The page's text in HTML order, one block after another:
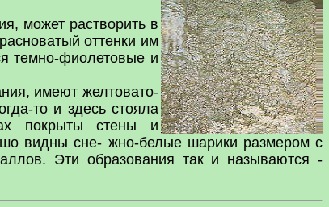
может растворить в
оттенки им
темно-фиолетовые и
имеют желтовато-
то и здесь стояла
покрыты стены и
видны сне- жно-белые шарики размером с
Эти образования так и называются -